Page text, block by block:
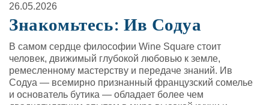
26.05.2026
Знакомьтесь: Ив Содуа
В самом сердце философии Wine Square стоит
человек, движимый глубокой любовью к земле,
ремесленному мастерству и передаче знаний. Ив
Содуа — всемирно признанный французский сомелье
и основатель бутика — обладает более чем